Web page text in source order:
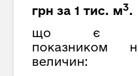
грн за 1 тис. м3.
що є
показником
величин: